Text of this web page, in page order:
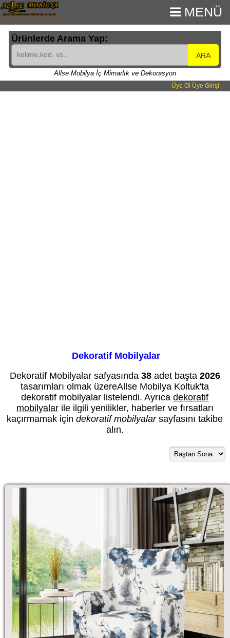
MENÜ
Ürünlerde Arama Yap:
ARA
Allse Mobilya İç Mimarlık ve Dekorasyon
Üye Ol Üye Girişi
Dekoratif Mobilyalar
Dekoratif Mobilyalar safyasında 38adet başta 2026
tasarımları olmak üzereAllse Mobilya Koltuk'ta
dekoratif mobilyalar listelendi. Ayrıcadekoratif
mobilyalarile ilgili yenilikler, haberler ve fırsatları
kaçırmamak içindekoratif mobilyalarsayfasını takibe
alın.